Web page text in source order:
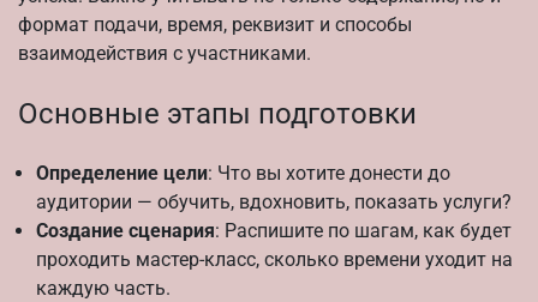
формат подачи, время, реквизит и способы
взаимодействия с участниками.
Основные этапы подготовки
Определение цели: Что вы хотите донести до
аудитории — обучить, вдохновить, показать услуги?
Создание сценария: Распишите по шагам, как будет
проходить мастер-класс, сколько времени уходит на
каждую часть.